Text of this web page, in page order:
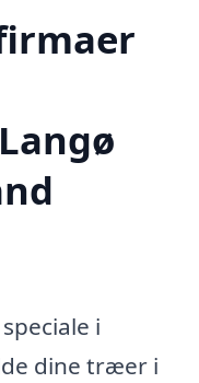
i
dine træer i